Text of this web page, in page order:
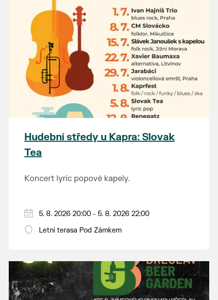
Hudební středy u Kapra: Slovak
Tea
Koncert lyric popové kapely.
5. 8. 2026 20:00 - 5. 8. 2026 22:00
Letní terasa Pod Zámkem